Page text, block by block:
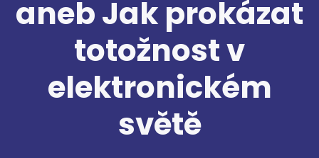
aneb Jak prokázat
totožnost v
elektronickém
světě